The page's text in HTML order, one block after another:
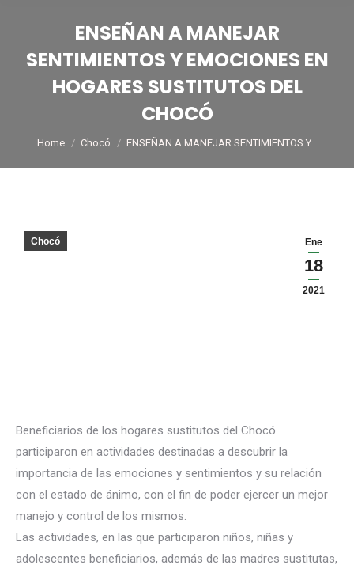
ENSEÑAN A MANEJAR
SENTIMIENTOS Y EMOCIONES EN
HOGARES SUSTITUTOS DEL
CHOCÓ
You are here:
Home Chocó ENSEÑAN A MANEJAR SENTIMIENTOS Y…
Ene
18
2021
Chocó
Beneficiarios de los hogares sustitutos del Chocó
participaron en actividades destinadas a descubrir la
importancia de las emociones y sentimientos y su relación
con el estado de ánimo, con el fin de poder ejercer un mejor
manejo y control de los mismos.
Las actividades, en las que participaron niños, niñas y
adolescentes beneficiarios, además de las madres sustitutas,